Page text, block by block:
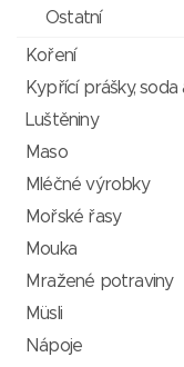
Ostatní
Koření
Kypřící prášky, soda
Luštěniny
Maso
Mléčné výrobky
Mořské řasy
Mouka
Mražené potraviny
Müsli
Nápoje